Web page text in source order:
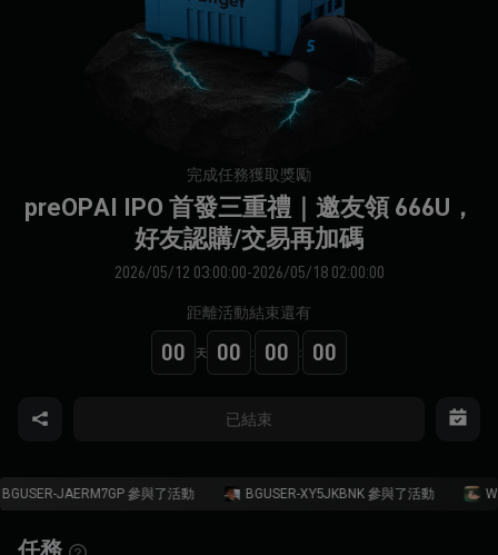
完成任務獲取獎勵
preOPAI IPO 首發三重禮｜邀友領 666U，
好友認購/交易再加碼
2026/05/12 03:00:00-2026/05/18 02:00:00
距離活動結束還有
00 天 00 : 00 : 00
已結束
JAERM7GP 參與了活動 BGUSER-XY5JKBNK 參與了活動